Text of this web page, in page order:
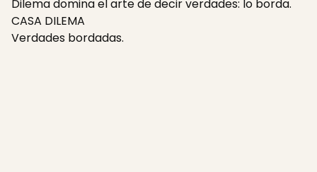
Dilema domina el arte de decir verdades: lo borda.
CASA DILEMA
Verdades bordadas.